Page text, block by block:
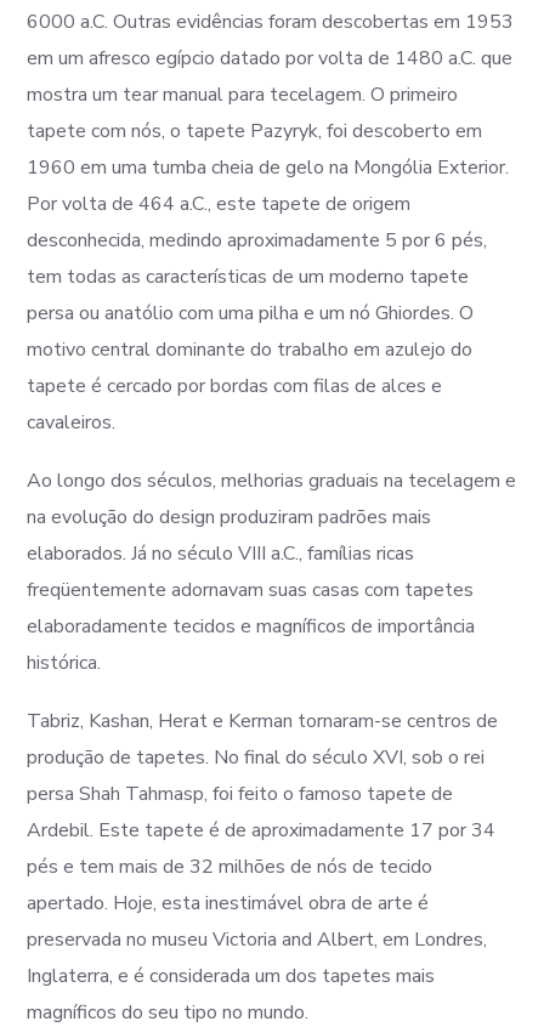
6000 a.C. Outras evidências foram descobertas em 1953
em um afresco egípcio datado por volta de 1480 a.C. que
mostra um tear manual para tecelagem. O primeiro
tapete com nós, o tapete Pazyryk, foi descoberto em
1960 em uma tumba cheia de gelo na Mongólia Exterior.
Por volta de 464 a.C., este tapete de origem
desconhecida, medindo aproximadamente 5 por 6 pés,
tem todas as características de um moderno tapete
persa ou anatólio com uma pilha e um nó Ghiordes. O
motivo central dominante do trabalho em azulejo do
tapete é cercado por bordas com filas de alces e
cavaleiros.
Ao longo dos séculos, melhorias graduais na tecelagem e
na evolução do design produziram padrões mais
elaborados. Já no século VIII a.C., famílias ricas
freqüentemente adornavam suas casas com tapetes
elaboradamente tecidos e magníficos de importância
histórica.
Tabriz, Kashan, Herat e Kerman tornaram-se centros de
produção de tapetes. No final do século XVI, sob o rei
persa Shah Tahmasp, foi feito o famoso tapete de
Ardebil. Este tapete é de aproximadamente 17 por 34
pés e tem mais de 32 milhões de nós de tecido
apertado. Hoje, esta inestimável obra de arte é
preservada no museu Victoria and Albert, em Londres,
Inglaterra, e é considerada um dos tapetes mais
magníficos do seu tipo no mundo.